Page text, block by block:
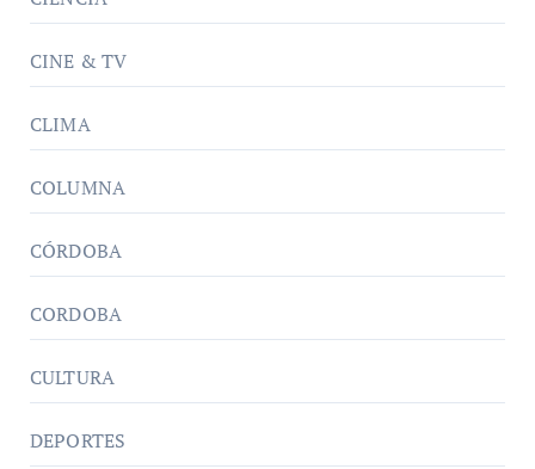
CINE & TV
CLIMA
COLUMNA
CÓRDOBA
CORDOBA
CULTURA
DEPORTES